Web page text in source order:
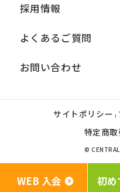
採用情報
よくあるご質問
お問い合わせ
サイトポリシー |
特定商
©
WEB 入会 初め